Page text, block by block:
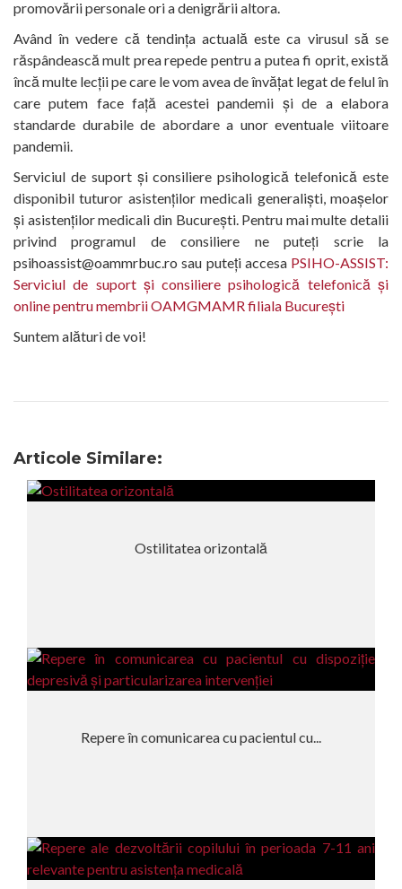
promovării personale ori a denigrării altora.
Având în vedere că tendința actuală este ca virusul să se
răspândească mult prea repede pentru a putea fi oprit, există
încă multe lecții pe care le vom avea de învățat legat de felul în
care putem face față acestei pandemii și de a elabora
standarde durabile de abordare a unor eventuale viitoare
pandemii.
Serviciul de suport și consiliere psihologică telefonică este
disponibil tuturor asistenților medicali generaliști, moașelor
și asistenților medicali din București. Pentru mai multe detalii
privind programul de consiliere ne puteți scrie la
psihoassist@oammrbuc.ro sau puteți accesa PSIHO-ASSIST:
Serviciul de suport și consiliere psihologică telefonică și
online pentru membrii OAMGMAMR filiala București
Suntem alături de voi!
Articole Similare:
Ostilitatea orizontală
Repere în comunicarea cu pacientul cu...